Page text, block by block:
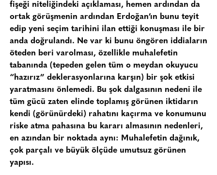
fişeği niteliğindeki açıklaması, hemen ardından da
ortak görüşmenin ardından Erdoğan’ın bunu teyit
edip yeni seçim tarihini ilan ettiği konuşması ile bir
anda doğrulandı. Ne var ki bunu öngören iddiaların
öteden beri varolması, özellikle muhalefetin
tabanında (tepeden gelen tüm o meydan okuyucu
“hazırız” deklerasyonlarına karşın) bir şok etkisi
yaratmasını önlemedi. Bu şok dalgasının nedeni ile
tüm gücü zaten elinde toplamış görünen iktidarın
kendi (görünürdeki) rahatını kaçırma ve konumunu
riske atma pahasına bu kararı almasının nedenleri,
en azından bir noktada aynı: Muhalefetin dağınık,
çok parçalı ve büyük ölçüde umutsuz görünen
yapısı.